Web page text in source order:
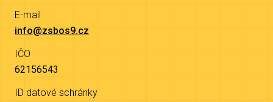
E-mail
info@zsbos9.cz
IČO
62156543
ID datové schránky